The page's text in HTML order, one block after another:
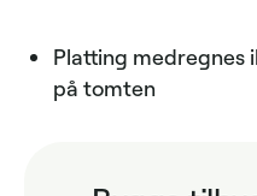
Platting medregnes
på tomten